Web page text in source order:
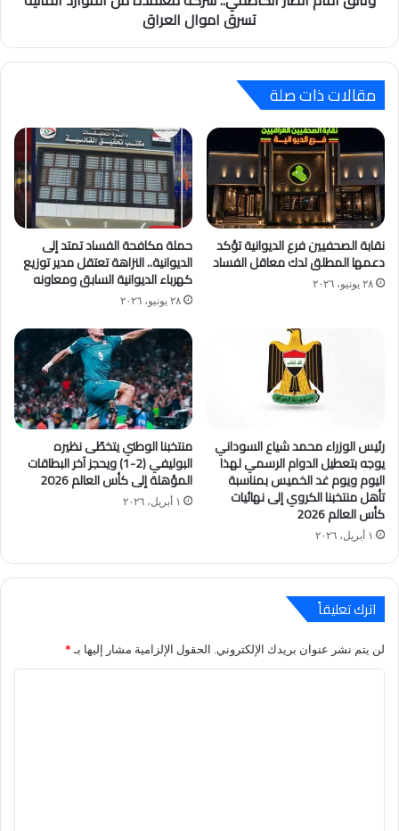
تسرق اموال العراق
مقالات ذات صلة
نقابة الصحفيين فرع الديوانية تؤكد
دعمها المطلق لدك معاقل الفساد
٢٨ يونيو، ٢٠٢٦
حملة مكافحة الفساد تمتد إلى
الديوانية.. النزاهة تعتقل مدير توزيع
كهرباء الديوانية السابق ومعاونه
٢٨ يونيو، ٢٠٢٦
رئيس الوزراء محمد شياع السوداني
يوجه بتعطيل الدوام الرسمي لهذا
اليوم ويوم غد الخميس بمناسبة
تأهل منتخبنا الكروي إلى نهائيات
كأس العالم 2026
١ أبريل، ٢٠٢٦
منتخبنا الوطني يتخطّى نظيره
البوليفي (2-1) ويحجز آخر البطاقات
المؤهلة إلى كأس العالم 2026
١ أبريل، ٢٠٢٦
اترك تعليقاً
لن يتم نشر عنوان بريدك الإلكتروني. الحقول الإلزامية مشار إليها بـ *